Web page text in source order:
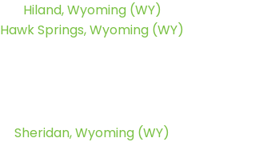
Hiland, Wyoming (WY)
Hawk Springs, Wyoming (WY)
Sheridan, Wyoming (WY)